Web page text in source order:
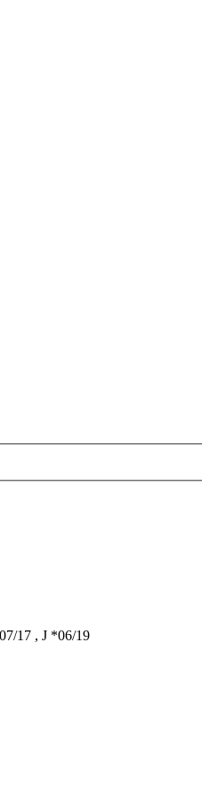
17 , J *06/19